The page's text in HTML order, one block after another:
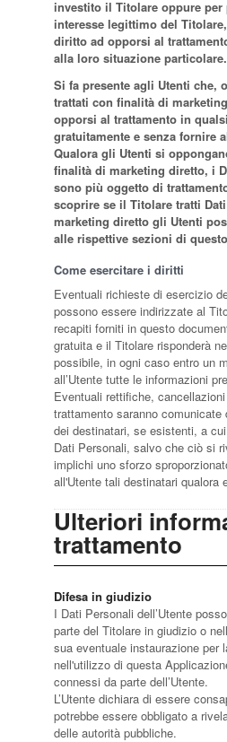
investito il Titolare oppure per
interesse legittimo del
diritto ad opporsi al
alla loro situazione particolare.
Si fa presente agli Utenti che,
trattati con finalità di
opporsi al trattamento in
gratuitamente e senza fornire
Qualora gli Utenti si
finalità di marketing diretto, i
sono più oggetto di
scoprire se il Titolare tratti
marketing diretto gli Utenti
alle rispettive sezioni di
Come esercitare i diritti
Eventuali richieste di esercizio
possono essere indirizzate al
recapiti forniti in questo
gratuita e il Titolare risponderà
possibile, in ogni caso entro un
all’Utente tutte le informazioni
Eventuali rettifiche,
trattamento saranno
dei destinatari, se esistenti, a
Dati Personali, salvo che ciò si
implichi uno sforzo
all'Utente tali destinatari qualora
Ulteriori
trattamento
Difesa in giudizio
I Dati Personali dell’Utente
parte del Titolare in giudizio o
sua eventuale instaurazione per
nell'utilizzo di questa
connessi da parte dell’Utente.
L’Utente dichiara di essere
potrebbe essere obbligato a
delle autorità pubbliche.